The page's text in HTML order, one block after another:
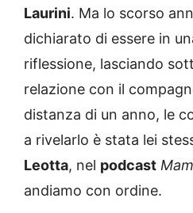
Laurini. Ma lo scorso
dichiarato di essere in
riflessione, lasciando
relazione con il
distanza di un anno, le
a rivelarlo è stata lei
Leotta, nel podcast
andiamo con ordine.